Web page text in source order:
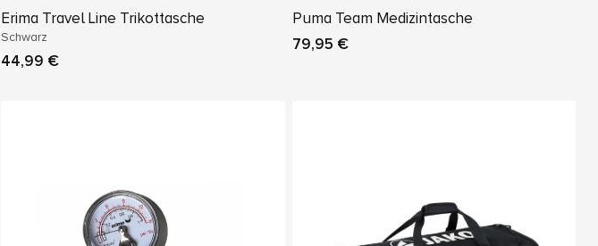
Erima Travel Line Trikottasche
Schwarz
44,99 €
Puma Team Medizintasche
79,95 €